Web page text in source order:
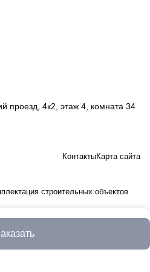
проезд, 4к2, этаж 4, комната 34
КонтактыКарта сайта
строительных объектов